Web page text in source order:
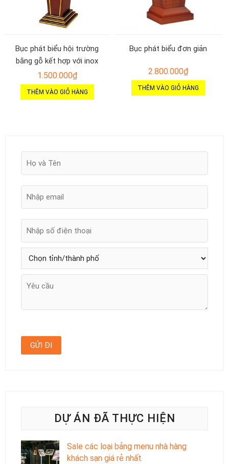
Bục phát biểu hội trường
bằng gỗ kết hợp với inox
1.500.000₫
THÊM VÀO GIỎ HÀNG
Bục phát biểu đơn giản
2.800.000₫
THÊM VÀO GIỎ HÀNG
DỰ ÁN ĐÃ THỰC HIỆN
Sale các loại bảng menu nhà hàng
khách sạn giá rẻ nhất